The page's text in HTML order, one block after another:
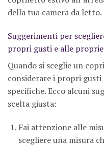
della tua camera da letto.
Suggerimenti per
propri gusti e alle proprie
Quando si sceglie un
considerare i propri gusti
specifiche. Ecco alcuni
scelta giusta:
Fai attenzione alle
scegliere una misura